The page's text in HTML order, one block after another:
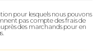
pour lesquels nous pouvons
pas compte des frais de
des marchands pour en